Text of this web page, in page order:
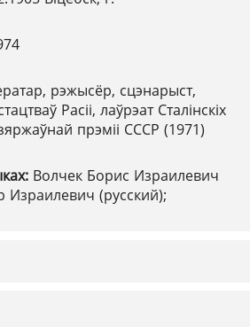
рэжысёр, сцэнарыст,
Расіі, лаўрэат Сталінскіх
прэміі СССР (1971)
Волчек Борис Израилевич
Израилевич (русский);